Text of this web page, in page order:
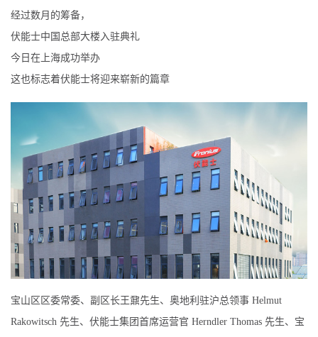
经过数月的筹备，
伏能士中国总部大楼入驻典礼
今日在上海成功举办
这也标志着伏能士将迎来崭新的篇章
宝山区区委常委、副区长王鼐先生、奥地利驻沪总领事 Helmut
Rakowitsch 先生、伏能士集团首席运营官 Herndler Thomas 先生、宝